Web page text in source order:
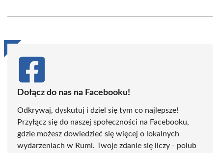
(Twitter)
Dołącz do nas na Facebooku!
Odkrywaj, dyskutuj i dziel się tym co najlepsze!
Przyłącz się do naszej społeczności na Facebooku,
gdzie możesz dowiedzieć się więcej o lokalnych
wydarzeniach w Rumi. Twoje zdanie się liczy - polub